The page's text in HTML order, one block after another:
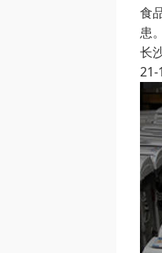
食
患
长
21-